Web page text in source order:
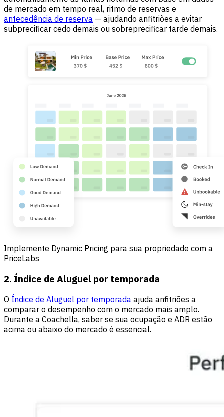
de mercado em tempo real, ritmo de reservas e
antecedência de reserva — ajudando anfitriões a evitar
subprecificar cedo demais ou sobreprecificar tarde demais.
Implemente Dynamic Pricing para sua propriedade com a
PriceLabs
2. Índice de Aluguel por temporada
O Índice de Aluguel por temporada ajuda anfitriões a
comparar o desempenho com o mercado mais amplo.
Durante a Coachella, saber se sua ocupação e ADR estão
acima ou abaixo do mercado é essencial.